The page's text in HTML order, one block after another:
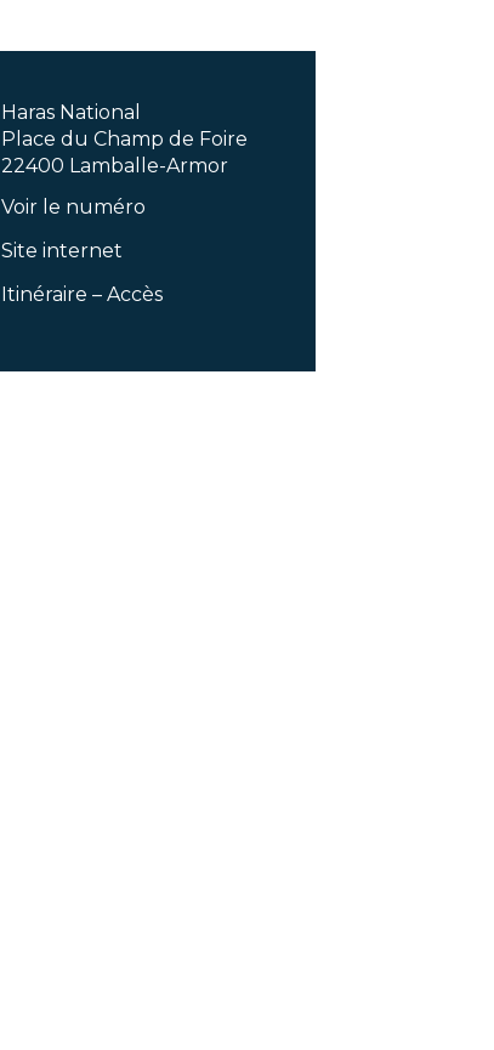
Haras National
Place du Champ de Foire
22400 Lamballe-Armor
Voir le numéro
Site internet
Itinéraire – Accès